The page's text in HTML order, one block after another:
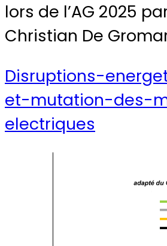
lors de l’AG 2025
Christian De
Disruptions-
et-mutation-des-
electriques